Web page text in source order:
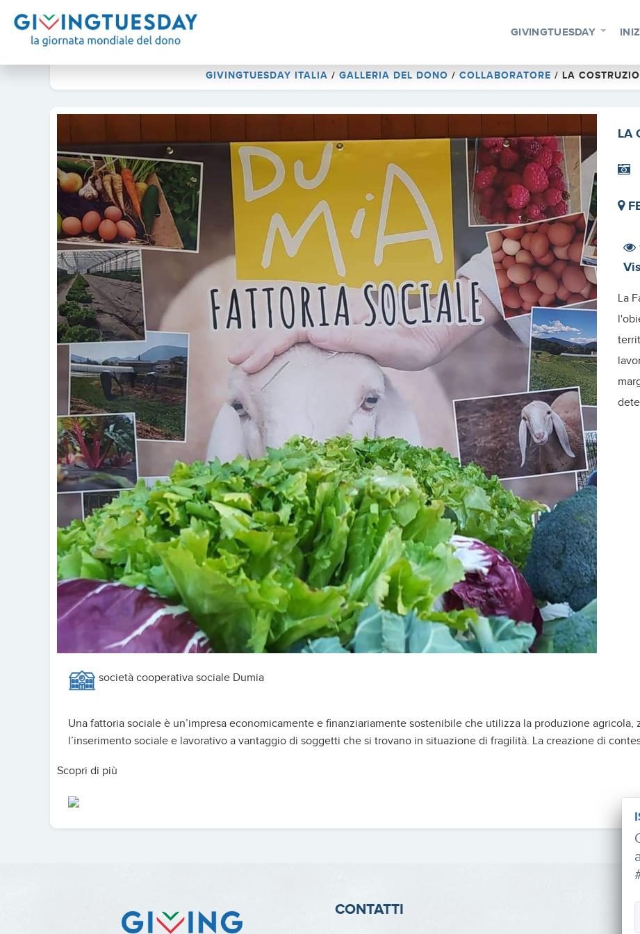
GIVINGTUESDAY
GIVINGTUESDAY ITALIA / GALLERIA DEL DONO / COLLABORATORE / LA
LA
La
società cooperativa sociale Dumia
Una fattoria sociale è un’impresa economicamente e finanziariamente sostenibile che utilizza la produzione
l’inserimento sociale e lavorativo a vantaggio di soggetti che si trovano in situazione di fragilità. La creazione di
Scopri di più
CONTATTI